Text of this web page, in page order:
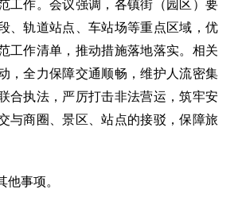
工作。会议强调，各镇街（园区）要
、轨道站点、车站场等重点区域，优
工作清单，推动措施落地落实。相关
，全力保障交通顺畅，维护人流密集
合执法，严厉打击非法营运，筑牢安
与商圈、景区、站点的接驳，保障旅
他事项。